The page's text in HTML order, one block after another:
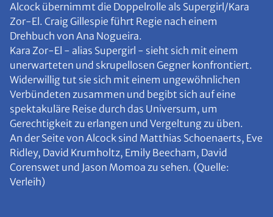
Alcock übernimmt die Doppelrolle als Supergirl/Kara
Zor-El. Craig Gillespie führt Regie nach einem
Drehbuch von Ana Nogueira.
Kara Zor-El - alias Supergirl - sieht sich mit einem
unerwarteten und skrupellosen Gegner konfrontiert.
Widerwillig tut sie sich mit einem ungewöhnlichen
Verbündeten zusammen und begibt sich auf eine
spektakuläre Reise durch das Universum, um
Gerechtigkeit zu erlangen und Vergeltung zu üben.
An der Seite von Alcock sind Matthias Schoenaerts, Eve
Ridley, David Krumholtz, Emily Beecham, David
Corenswet und Jason Momoa zu sehen. (Quelle:
Verleih)